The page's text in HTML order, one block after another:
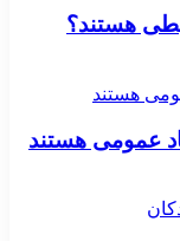
هستند؟
عمومی هستند